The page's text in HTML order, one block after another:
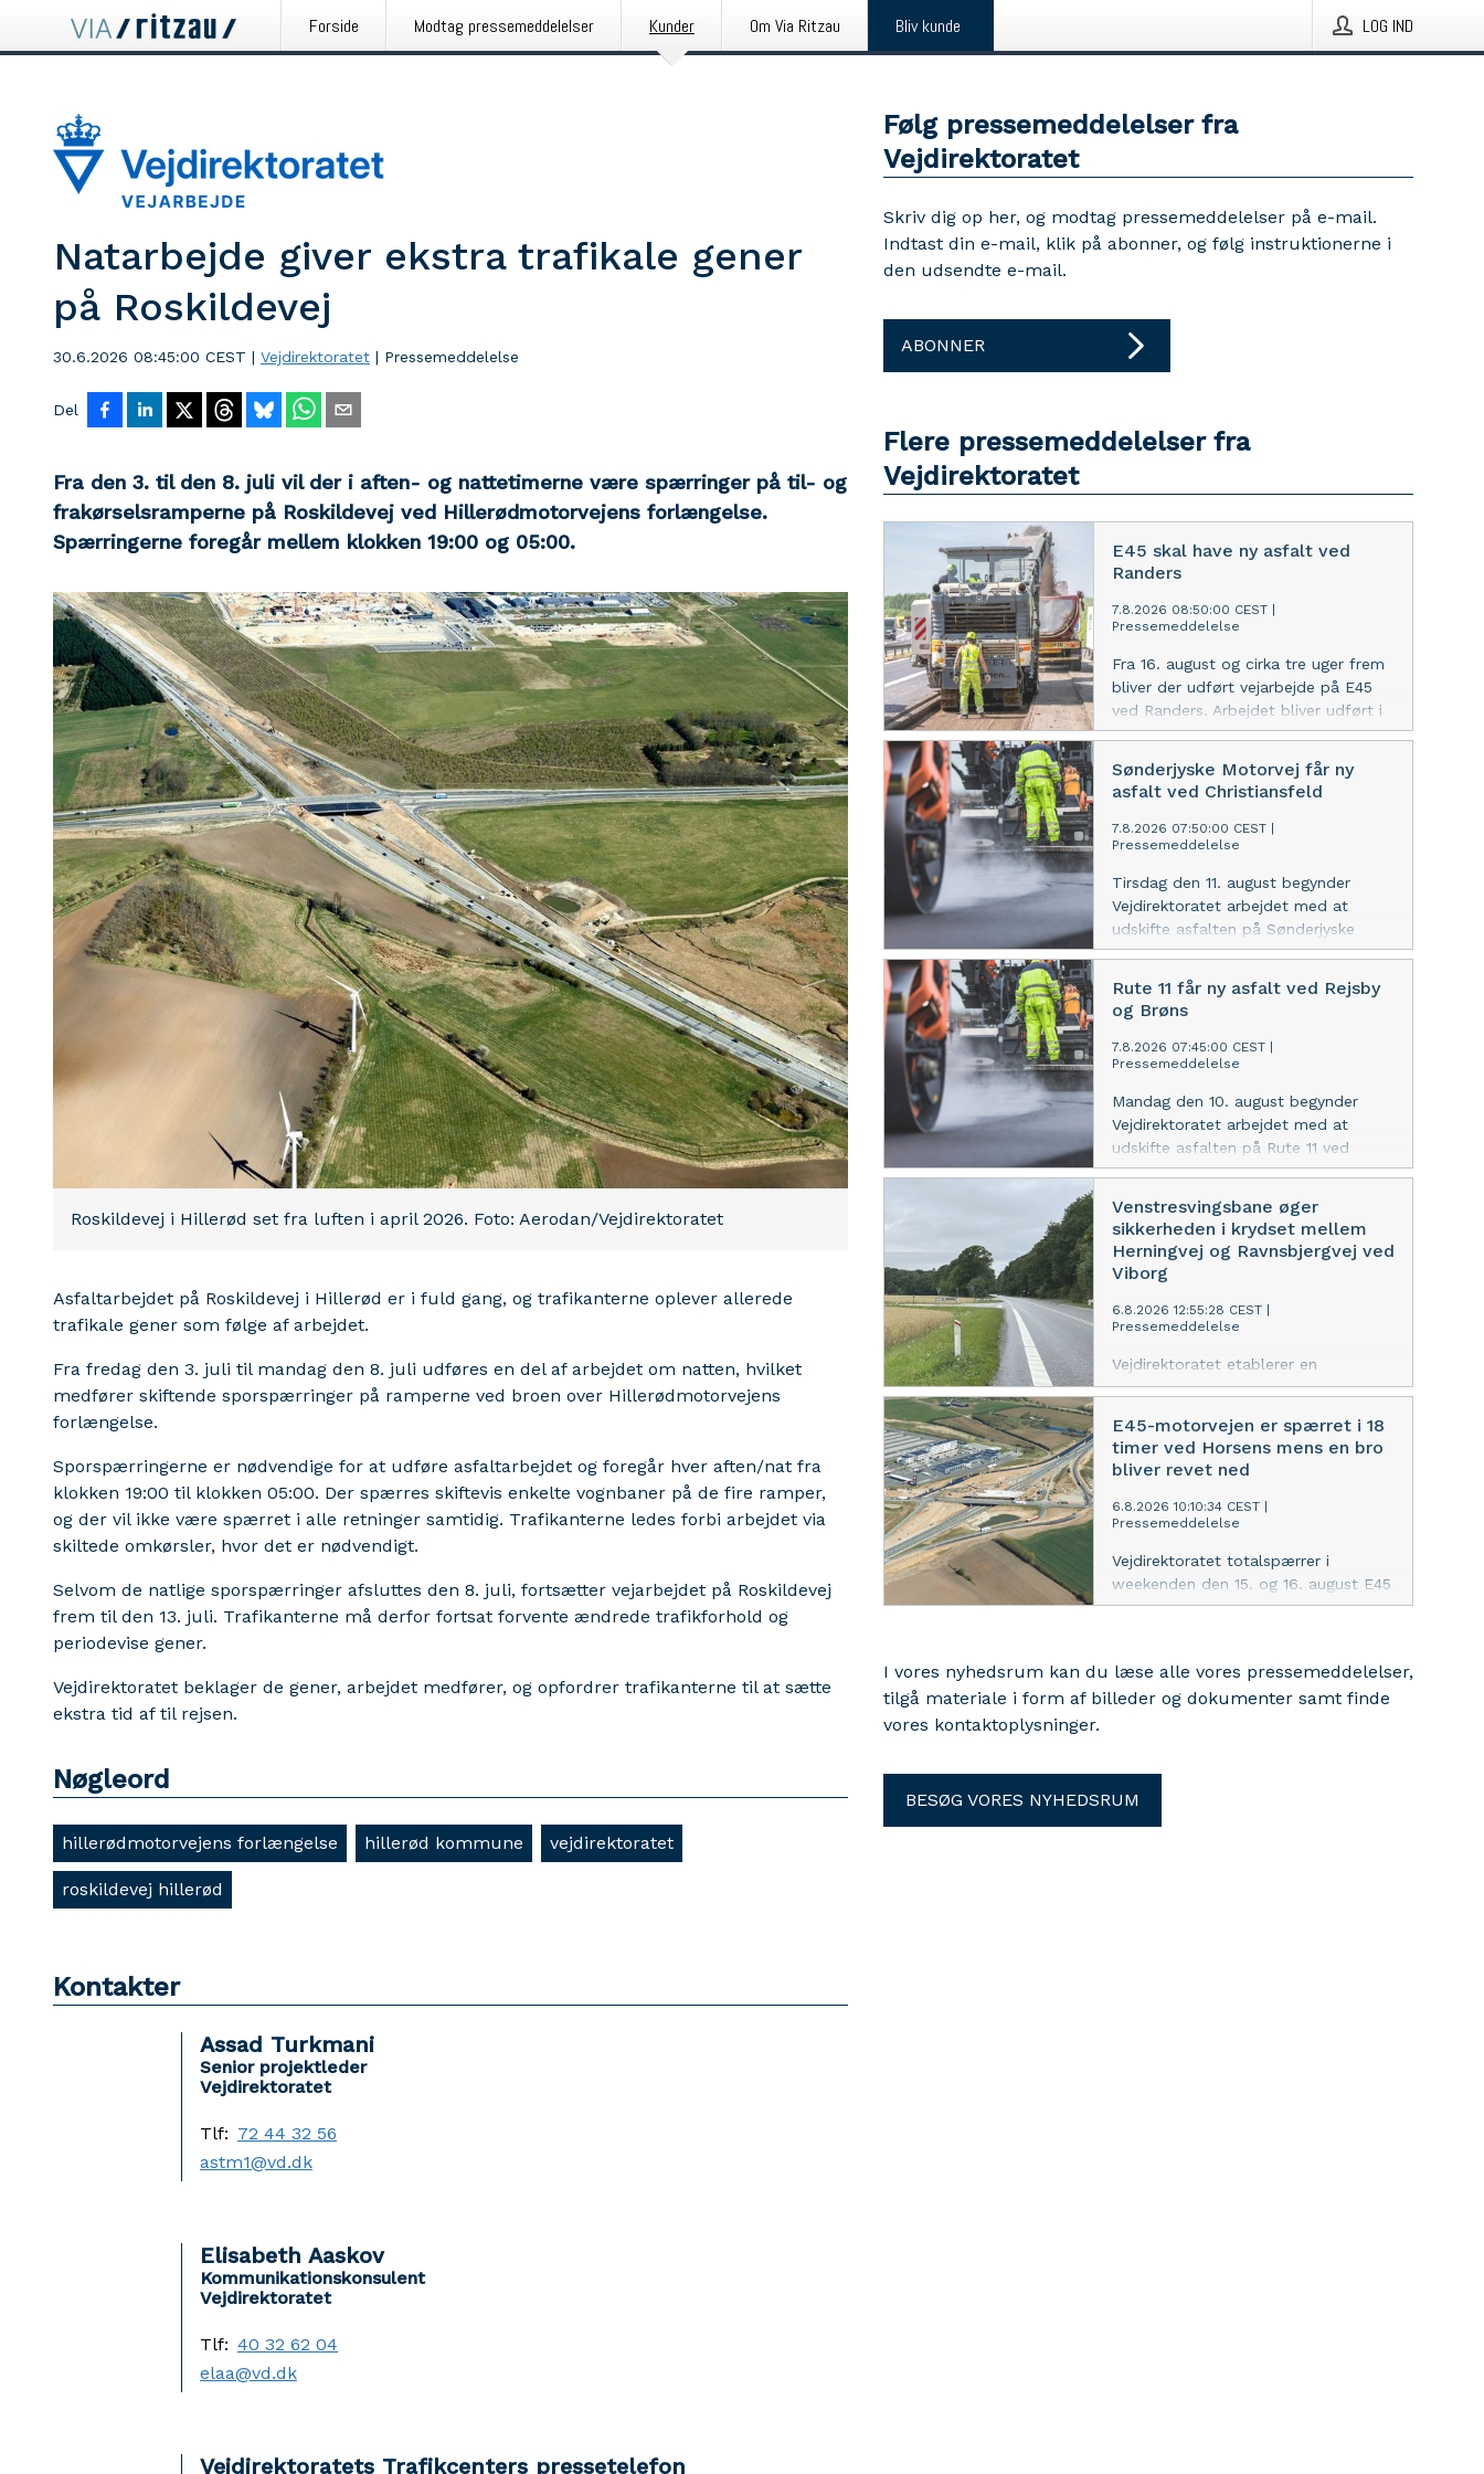
Forside Modtag pressemeddelelser Kunder Om Via Ritzau Bliv kunde LOG IND
Natarbejde giver ekstra trafikale gener
på Roskildevej
30.6.2026 08:45:00 CEST | Vejdirektoratet | Pressemeddelelse
Del
Fra den 3. til den 8. juli vil der i aften- og nattetimerne være spærringer på til- og
frakørselsramperne på Roskildevej ved Hillerødmotorvejens forlængelse.
Spærringerne foregår mellem klokken 19:00 og 05:00.
Roskildevej i Hillerød set fra luften i april 2026. Foto: Aerodan/Vejdirektoratet
Asfaltarbejdet på Roskildevej i Hillerød er i fuld gang, og trafikanterne oplever allerede
trafikale gener som følge af arbejdet.
Fra fredag den 3. juli til mandag den 8. juli udføres en del af arbejdet om natten, hvilket
medfører skiftende sporspærringer på ramperne ved broen over Hillerødmotorvejens
forlængelse.
Sporspærringerne er nødvendige for at udføre asfaltarbejdet og foregår hver aften/nat fra
klokken 19:00 til klokken 05:00. Der spærres skiftevis enkelte vognbaner på de fire ramper,
og der vil ikke være spærret i alle retninger samtidig. Trafikanterne ledes forbi arbejdet via
skiltede omkørsler, hvor det er nødvendigt.
Selvom de natlige sporspærringer afsluttes den 8. juli, fortsætter vejarbejdet på Roskildevej
frem til den 13. juli. Trafikanterne må derfor fortsat forvente ændrede trafikforhold og
periodevise gener.
Vejdirektoratet beklager de gener, arbejdet medfører, og opfordrer trafikanterne til at sætte
ekstra tid af til rejsen.
Nøgleord
hillerødmotorvejens forlængelse hillerød kommune vejdirektoratet
roskildevej hillerød
Kontakter
Assad Turkmani
Senior projektleder
Vejdirektoratet
Tlf: 72 44 32 56
astm1@vd.dk
Elisabeth Aaskov
Kommunikationskonsulent
Vejdirektoratet
Tlf: 40 32 62 04
elaa@vd.dk
Vejdirektoratets Trafikcenters pressetelefon
Følg pressemeddelelser fra
Vejdirektoratet
Skriv dig op her, og modtag pressemeddelelser på e-mail.
Indtast din e-mail, klik på abonner, og følg instruktionerne i
den udsendte e-mail.
ABONNER
Flere pressemeddelelser fra
Vejdirektoratet
E45 skal have ny asfalt ved
Randers
7.8.2026 08:50:00 CEST
Pressemeddelelse
Fra 16. august og cirka tre uger frem
bliver der udført vejarbejde på E45
ved Randers. Arbejdet bliver udført i
aften- og nattetimerne.
Sønderjyske Motorvej får ny
asfalt ved Christiansfeld
7.8.2026 07:50:00 CEST
Pressemeddelelse
Tirsdag den 11. august begynder
Vejdirektoratet arbejdet med at
udskifte asfalten på Sønderjyske
Motorvej ved Christiansfeld i
forventes at tage omkring to uger.
Rute 11 får ny asfalt ved Rejsby
og Brøns
7.8.2026 07:45:00 CEST
Pressemeddelelse
Mandag den 10. august begynder
Vejdirektoratet arbejdet med at
udskifte asfalten på Rute 11 ved
Rejsby og Brøns. Arbejdet forventes
Venstresvingsbane øger
sikkerheden i krydset mellem
Herningvej og Ravnsbjergvej ved
Viborg
6.8.2026 12:55:28 CEST
Pressemeddelelse
Vejdirektoratet etablerer en
venstresvingsbane i krydset mellem
for Viborg for at øge sikkerheden i
krydset. Arbejdet, som netop er gået
i gang, forventes at være afsluttet
inden udgangen af oktober i år.
E45-motorvejen er spærret i 18
timer ved Horsens mens en bro
bliver revet ned
6.8.2026 10:10:34 CEST
Pressemeddelelse
Vejdirektoratet totalspærrer i
weekenden den 15. og 16. august E45
Østjyske Motorvej mellem til- og
motorvejsbro på Vestvejen skal rives
ned.
I vores nyhedsrum kan du læse alle vores pressemeddelelser,
tilgå materiale i form af billeder og dokumenter samt finde
vores kontaktoplysninger.
BESØG VORES NYHEDSRUM